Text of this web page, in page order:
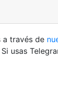
a través de
Si usas